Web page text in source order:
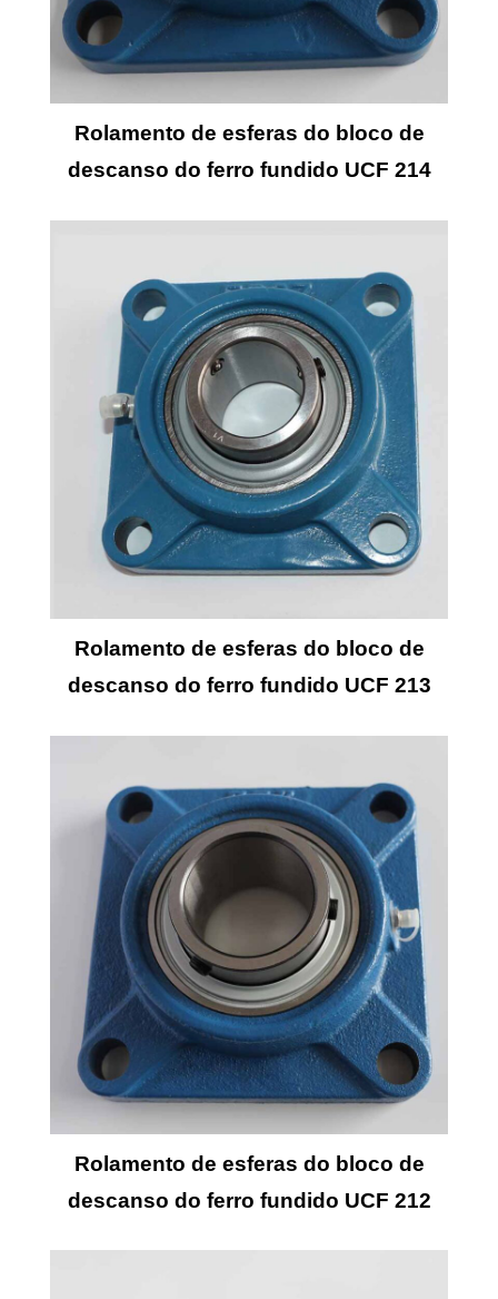
Rolamento de esferas do bloco de
descanso do ferro fundido UCF 214
Rolamento de esferas do bloco de
descanso do ferro fundido UCF 213
Rolamento de esferas do bloco de
descanso do ferro fundido UCF 212